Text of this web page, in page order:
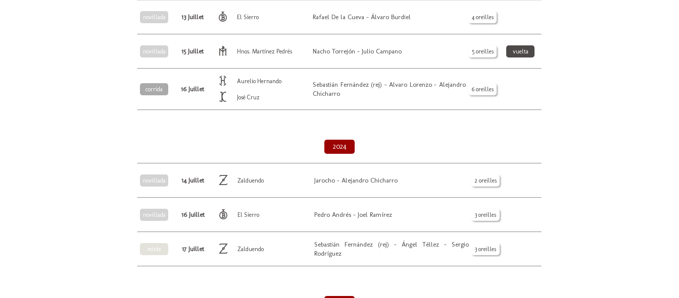
novillada 13 Juillet El Sierro Rafael De la Cueva - Álvaro Burdiel 4 oreilles
novillada 15 Juillet Hnos. Martínez Pedrés Nacho Torrejón - Julio Campano 5 oreilles vuelta
corrida 16 Juillet
Aurelio Hernando
José Cruz
Sebastián Fernández (rej) - Alvaro Lorenzo - Alejandro
Chicharro
6 oreilles
2024
novillada 14 Juillet Zalduendo Jarocho - Alejandro Chicharro 2 oreilles
novillada 16 Juillet El Sierro Pedro Andrés - Joel Ramírez 3 oreilles
mixte 17 Juillet Zalduendo
Sebastián Fernández (rej) - Ángel Téllez - Sergio
Rodríguez
3 oreilles